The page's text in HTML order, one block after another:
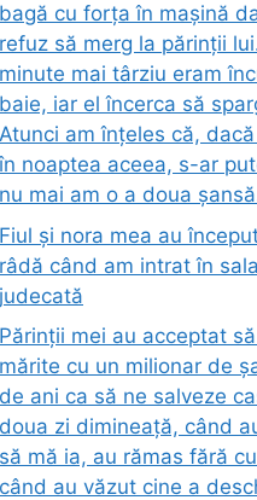
bagă cu forța în mașină
refuz să merg la părinții
minute mai târziu eram
baie, iar el încerca să
Atunci am înțeles că,
în noaptea aceea, s-ar
nu mai am o a doua
Fiul și nora mea au
râdă când am intrat în
judecată
Părinții mei au acceptat
mărite cu un milionar de
de ani ca să ne salveze
doua zi dimineață, când
să mă ia, au rămas fără
când au văzut cine a